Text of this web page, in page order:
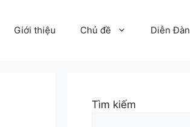
Giới thiệu Chủ đề Diễn Đàn
Tìm kiếm